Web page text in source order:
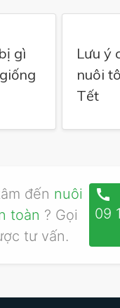
gì
Lưu ý
nuôi
Tết
đến nuôi
toàn ? Gọi
tư vấn.
call
09